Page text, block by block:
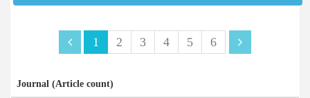
1 2 3 4 5 6
Journal (Article count)